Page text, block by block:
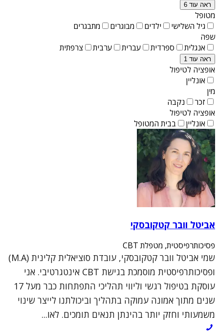
ראה עוד 6
מטופל
גיל השלישי
ילדים מבוגרים
מתבגרים
שפה
אנגלית
ספרדית עברית ערבית צרפתית
ראה עוד 1
אופציה לטיפול
אונליין
מין
זכר
נקבה
אופציה לטיפול
אונליין
בבית המטופל
אביטל וובר קטקובסקי
פסיכותרפיסטית, מטפלת CBT
שמי אביטל וובר קטקובסקי, עובדת סוציאלית קלינית (M.A)
ופסיכותרפיסטית מוסמכת בגישת CBT אינטגרטיבי. אני
עוסקת בטיפול רגשי וליווי תהליכי התפתחות כבר מעל 17
שנים מתוך אמונה עמוקה בתהליך וביכולתנו לייצר שינוי
משמעותי וחזק יותר בהינתן תנאים תומכים. לאו...